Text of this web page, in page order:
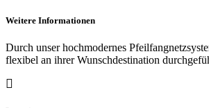
Weitere Informationen
Durch unser hochmodernes
flexibel an ihrer Wunschdestination